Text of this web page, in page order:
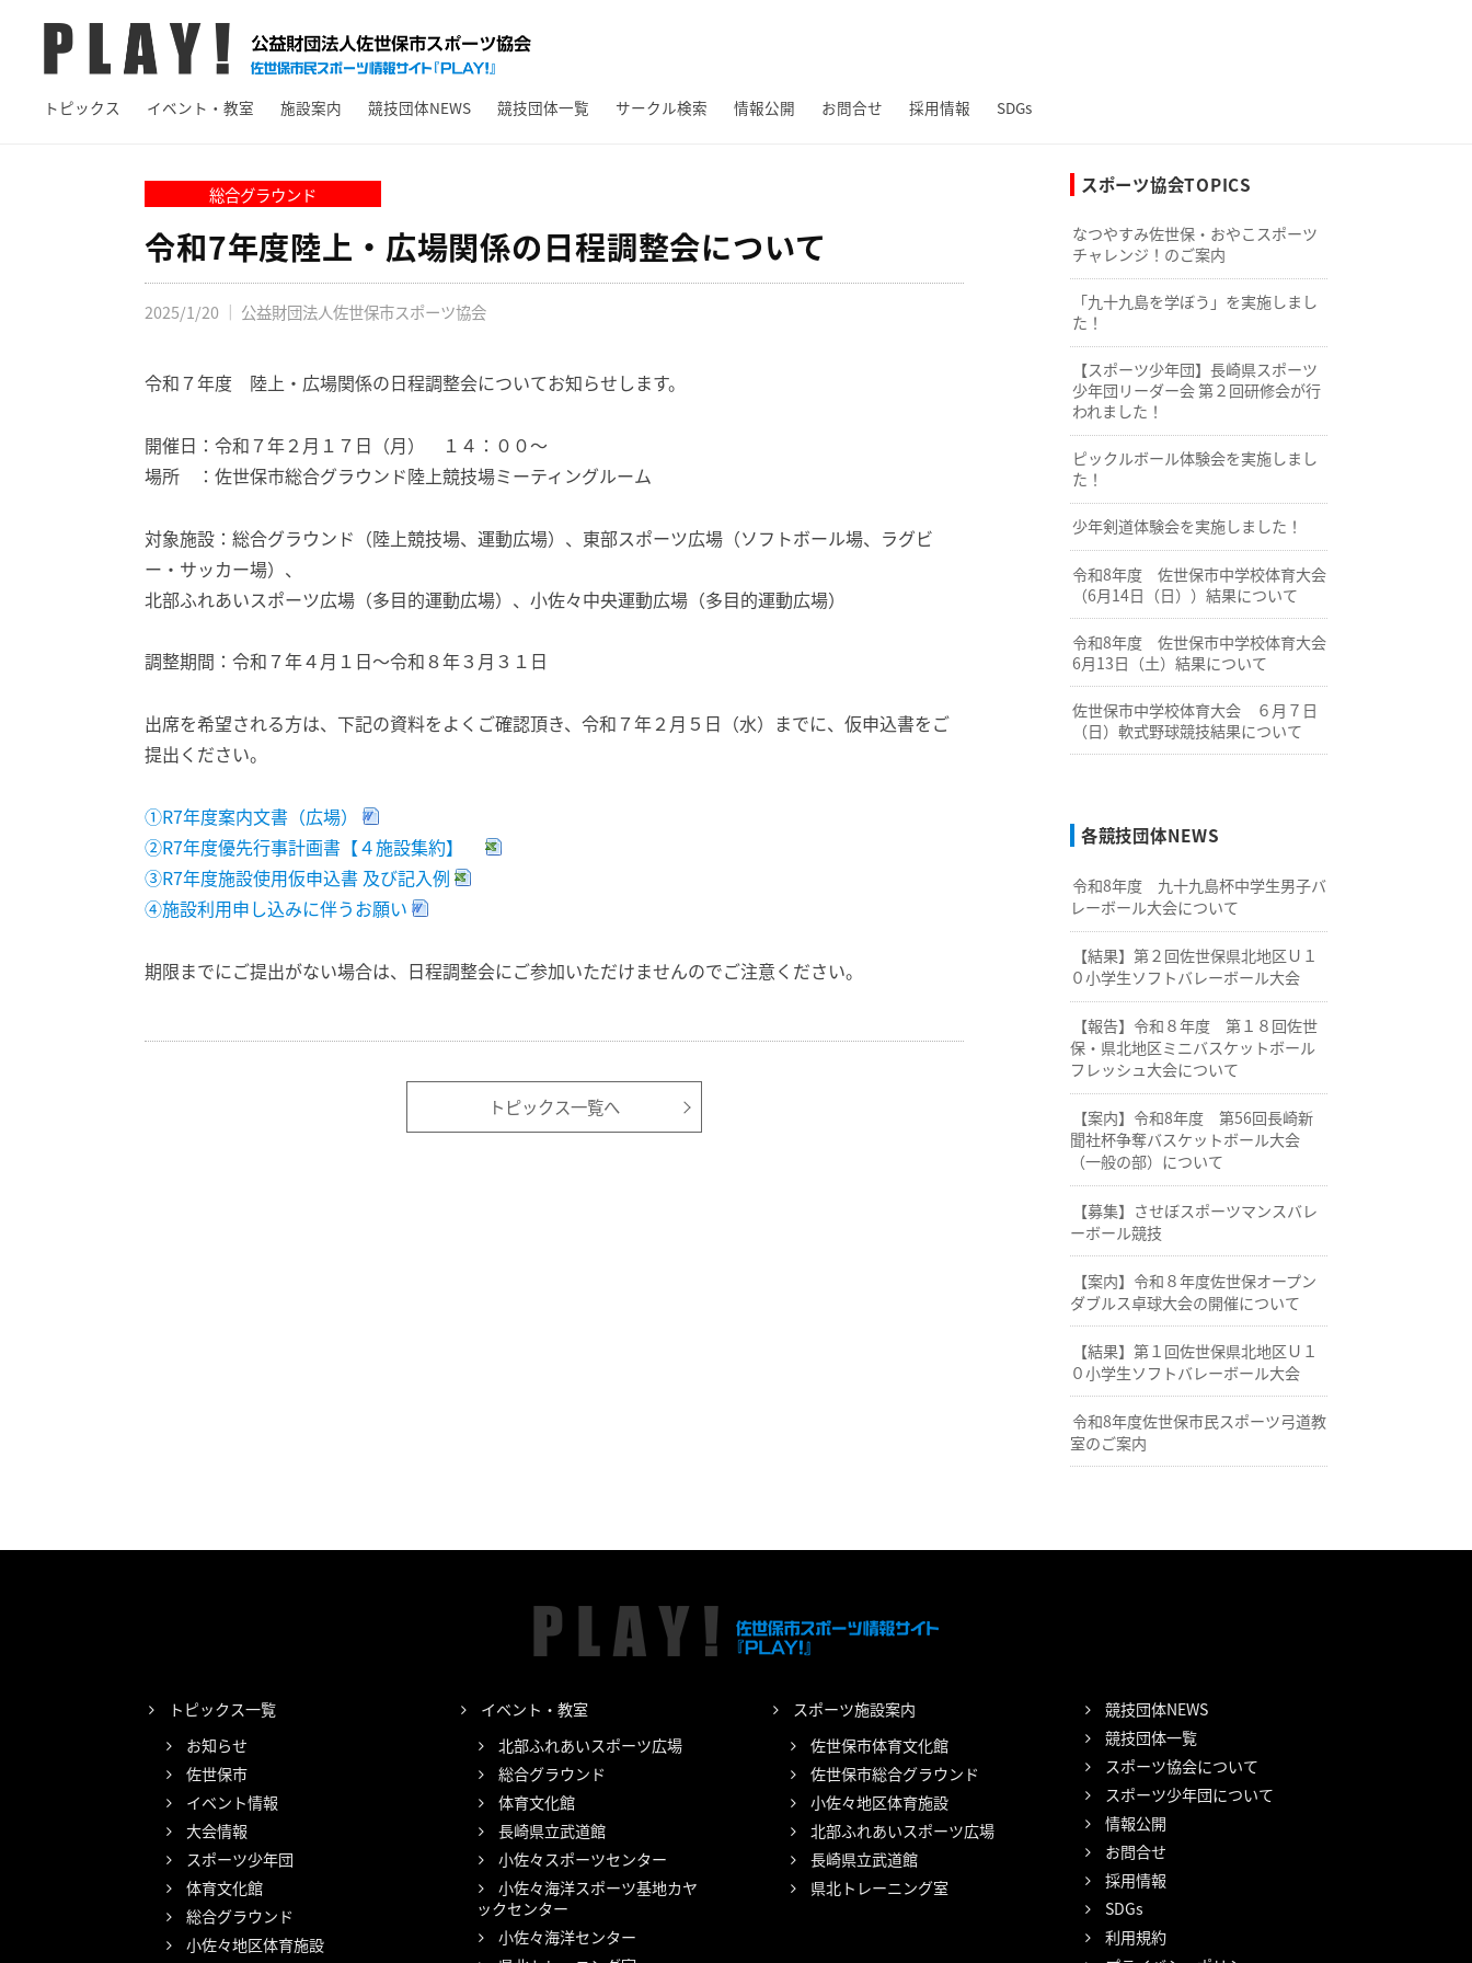
L世
トピックス イベント・教室 施設案内 競技団体NEWS 競技団体一覧 サークル検索 情報公開 お問合せ 採用情報 SDGs
総合グラウンド
令和7年度陸上・広場関係の日程調整会について
2025/1/20 ｜ 公益財団法人佐世保市スポーツ協会
令和７年度 陸上・広場関係の日程調整会についてお知らせします。
開催日：令和７年２月１７日（月） １４：００～
場所 ：佐世保市総合グラウンド陸上競技場ミーティングルーム
対象施設：総合グラウンド（陸上競技場、運動広場）、東部スポーツ広場（ソフトボール場、ラグビ
ー・サッカー場）、
北部ふれあいスポーツ広場（多目的運動広場）、小佐々中央運動広場（多目的運動広場）
調整期間：令和７年４月１日～令和８年３月３１日
出席を希望される方は、下記の資料をよくご確認頂き、令和７年２月５日（水）までに、仮申込書をご
提出ください。
①R7年度案内文書（広場）
②R7年度優先行事計画書【４施設集約】
③R7年度施設使用仮申込書 及び記入例
④施設利用申し込みに伴うお願い
期限までにご提出がない場合は、日程調整会にご参加いただけませんのでご注意ください。
トピックス一覧へ
スポーツ協会TOPICS
なつやすみ佐世保・おやこスポーツ
チャレンジ！のご案内
「九十九島を学ぼう」を実施しまし
た！
【スポーツ少年団】長崎県スポーツ
少年団リーダー会 第２回研修会が行
われました！
ピックルボール体験会を実施しまし
た！
少年剣道体験会を実施しました！
令和8年度 佐世保市中学校体育大会
（6月14日（日））結果について
令和8年度 佐世保市中学校体育大会
6月13日（土）結果について
佐世保市中学校体育大会 ６月７日
（日）軟式野球競技結果について
各競技団体NEWS
令和8年度 九十九島杯中学生男子バ
レーボール大会について
【結果】第２回佐世保県北地区Ｕ１
０小学生ソフトバレーボール大会
【報告】令和８年度 第１８回佐世
保・県北地区ミニバスケットボール
フレッシュ大会について
【案内】令和8年度 第56回長崎新
聞社杯争奪バスケットボール大会
（一般の部）について
【募集】させぼスポーツマンスバレ
ーボール競技
【案内】令和８年度佐世保オープン
ダブルス卓球大会の開催について
【結果】第１回佐世保県北地区Ｕ１
０小学生ソフトバレーボール大会
令和8年度佐世保市民スポーツ弓道教
室のご案内
トピックス一覧
お知らせ
佐世保市
イベント情報
大会情報
スポーツ少年団
体育文化館
総合グラウンド
小佐々地区体育施設
イベント・教室
北部ふれあいスポーツ広場
総合グラウンド
体育文化館
長崎県立武道館
小佐々スポーツセンター
小佐々海洋スポーツ基地カヤ
ックセンター
小佐々海洋センター
スポーツ施設案内
佐世保市体育文化館
佐世保市総合グラウンド
小佐々地区体育施設
北部ふれあいスポーツ広場
長崎県立武道館
県北トレーニング室
競技団体NEWS
競技団体一覧
スポーツ協会について
スポーツ少年団について
情報公開
お問合せ
採用情報
SDGs
利用規約
!